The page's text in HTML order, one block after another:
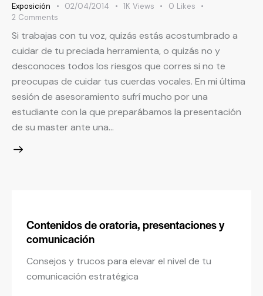
Exposición 02/04/2014 1K Views 0 Likes
2 Comments
Si trabajas con tu voz, quizás estás acostumbrado a
cuidar de tu preciada herramienta, o quizás no y
desconoces todos los riesgos que corres si no te
preocupas de cuidar tus cuerdas vocales. En mi última
sesión de asesoramiento sufrí mucho por una
estudiante con la que preparábamos la presentación
de su master ante una…
Contenidos de oratoria, presentaciones y
comunicación
Consejos y trucos para elevar el nivel de tu
comunicación estratégica